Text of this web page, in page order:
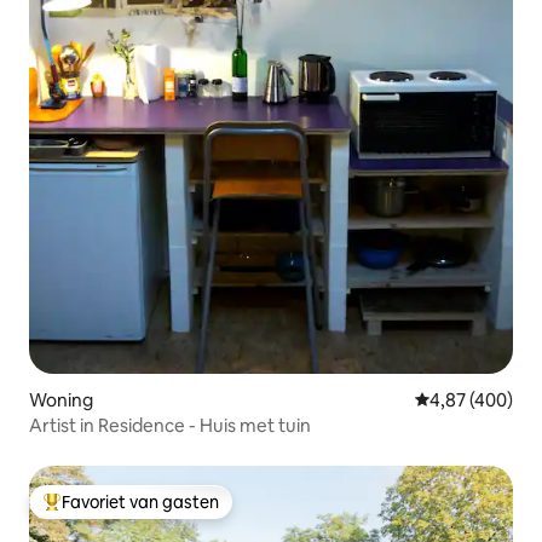
Woning Gemiddelde
4,87 (400)
Artist in Residence - Huis met tuin
Topfavoriet van gasten
Favoriet van gasten